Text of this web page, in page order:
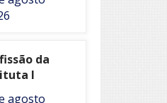
da
I
agosto